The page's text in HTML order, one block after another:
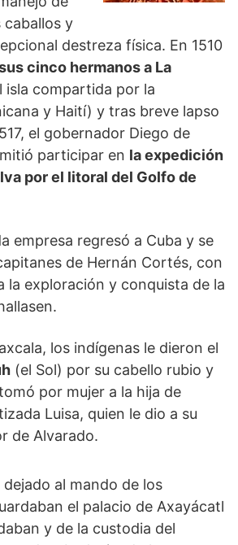
caballos y
destreza física. En 1510
cinco hermanos a La
isla compartida por la
y Haití) y tras breve lapso
el gobernador Diego de
participar en la expedición
por el litoral del Golfo de
empresa regresó a Cuba y se
de Hernán Cortés, con
la exploración y conquista de la
los indígenas le dieron el
(el Sol) por su cabello rubio y
por mujer a la hija de
Luisa, quien le dio a su
de Alvarado.
al mando de los
el palacio de Axayácatl
y de la custodia del